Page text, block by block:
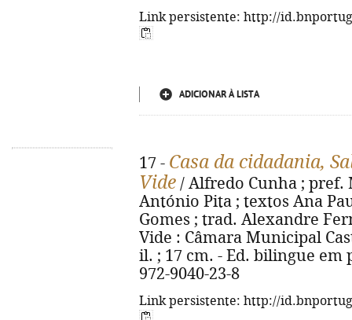
Link persistente: http://
ADICIONAR À LISTA
17 - Casa da cidadania,
Vide / Alfredo Cunha ; pref.
António Pita ; textos Ana
Gomes ; trad. Alexandre
Vide : Câmara Municipal
il. ; 17 cm. - Ed. bilingue em
972-9040-23-8
Link persistente: http://